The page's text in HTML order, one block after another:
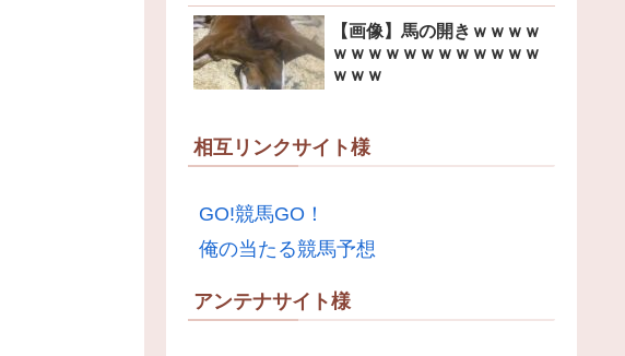
【画像】馬の開きｗｗｗｗ
ｗｗｗｗｗｗｗｗｗｗｗｗ
ｗｗｗ
相互リンクサイト様
GO!競馬GO！
俺の当たる競馬予想
アンテナサイト様